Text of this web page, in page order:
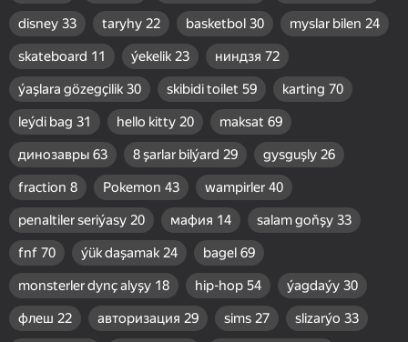
disney 33 taryhy 22 basketbol 30 myslar bilen 24
skateboard 11 ýekelik 23 ниндзя 72
ýaşlara gözegçilik 30 skibidi toilet 59 karting 70
leýdi bag 31 hello kitty 20 maksat 69
динозавры 63 8 şarlar bilýard 29 gysguşly 26
fraction 8 Pokemon 43 wampirler 40
penaltiler seriýasy 20 мафия 14 salam goňşy 33
fnf 70 ýük daşamak 24 bagel 69
monsterler dynç alyşy 18 hip-hop 54 ýagdaýy 30
флеш 22 авторизация 29 sims 27 slizarýo 33